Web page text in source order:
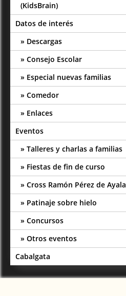
(KidsBrain)
Datos de interés
Descargas
Consejo Escolar
Especial nuevas familias
Comedor
Enlaces
Eventos
Talleres y charlas a familias
Fiestas de fin de curso
Cross Ramón Pérez de Ayala
Patinaje sobre hielo
Concursos
Otros eventos
Cabalgata